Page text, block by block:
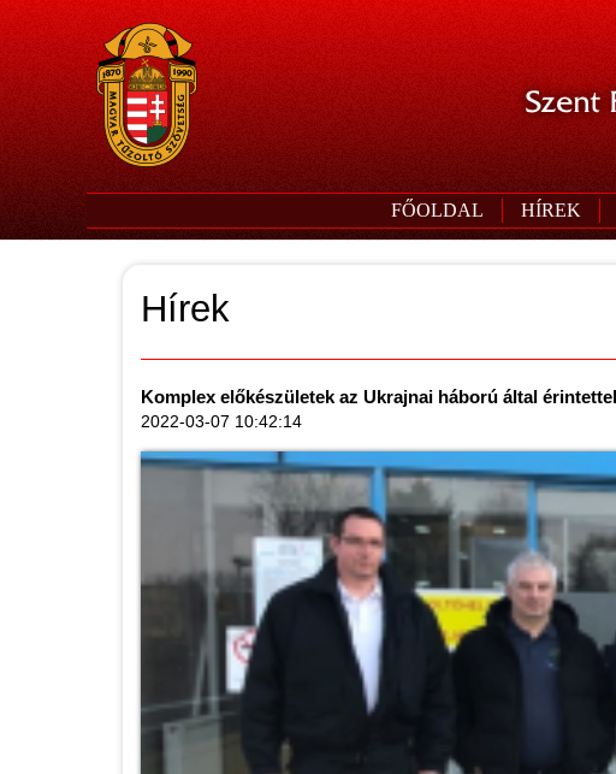
Szent
FŐOLDAL HÍREK
Hírek
Komplex előkészületek az Ukrajnai háború által
2022-03-07 10:42:14